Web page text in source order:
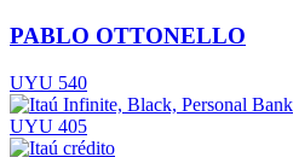
PABLO OTTONELLO
UYU 540
UYU 405